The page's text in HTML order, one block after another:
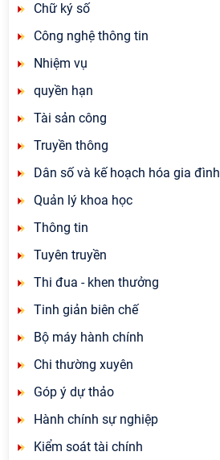
Chữ ký số
Công nghệ thông tin
Nhiệm vụ
quyền hạn
Tài sản công
Truyền thông
Dân số và kế hoạch hóa gia đình
Quản lý khoa học
Thông tin
Tuyên truyền
Thi đua - khen thưởng
Tinh giản biên chế
Bộ máy hành chính
Chi thường xuyên
Góp ý dự thảo
Hành chính sự nghiệp
Kiểm soát tài chính